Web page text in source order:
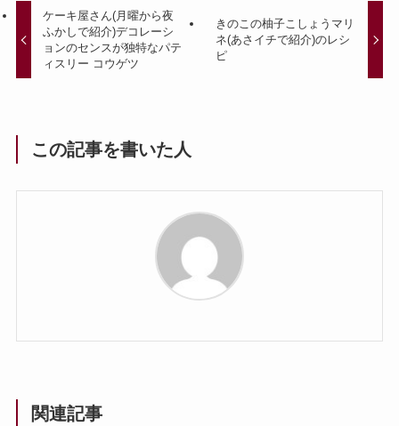
ケーキ屋さん(月曜から夜
ふかしで紹介)デコレーシ
ョンのセンスが独特なパテ
ィスリー コウゲツ
きのこの柚子こしょうマリ
ネ(あさイチで紹介)のレシ
ピ
この記事を書いた人
関連記事